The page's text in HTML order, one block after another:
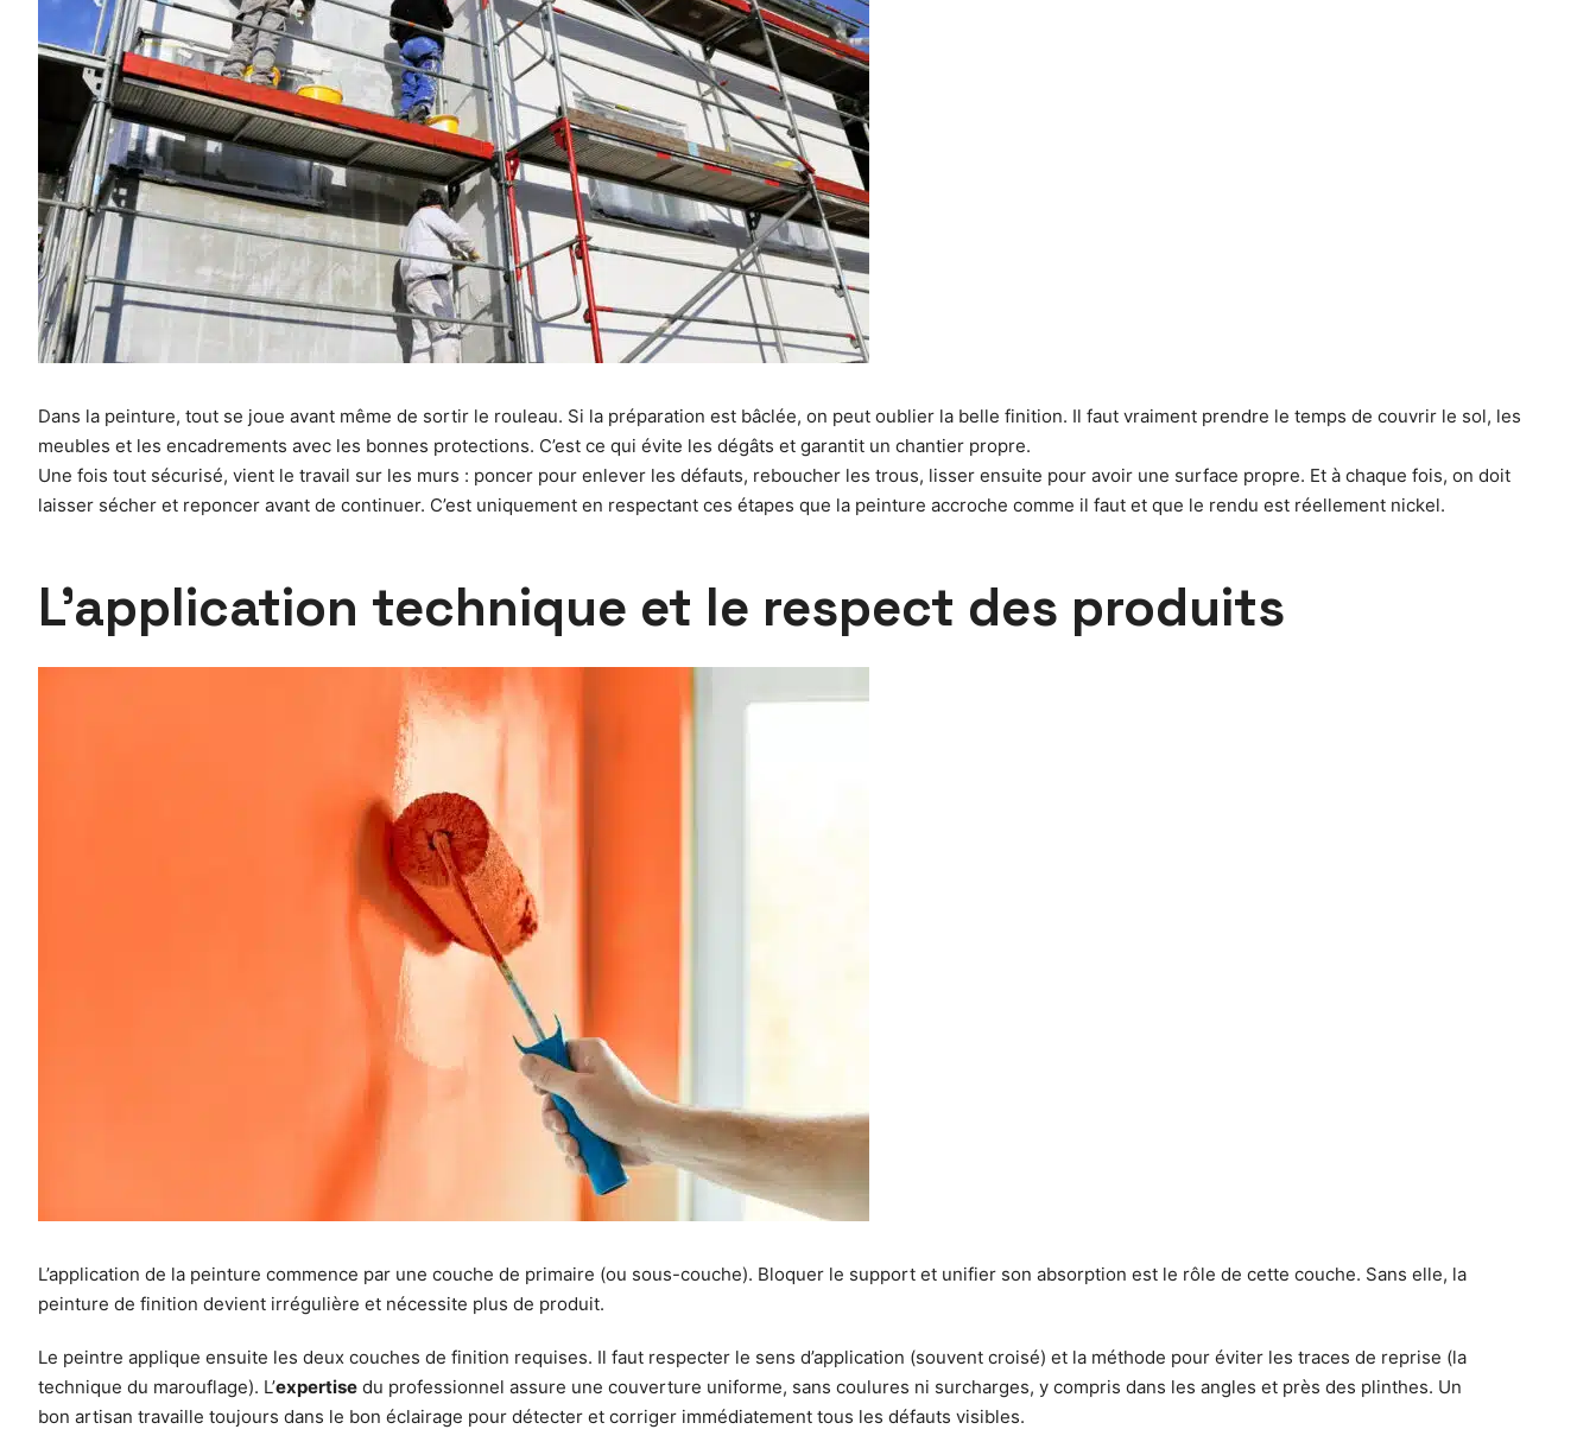
Dans la peinture, tout se joue avant même de sortir le rouleau. Si la préparation est bâclée, on peut oublier la belle finition. Il faut vraiment prendre le temps de couvrir le sol, les
meubles et les encadrements avec les bonnes protections. C’est ce qui évite les dégâts et garantit un chantier propre.
Une fois tout sécurisé, vient le travail sur les murs : poncer pour enlever les défauts, reboucher les trous, lisser ensuite pour avoir une surface propre. Et à chaque fois, on doit
laisser sécher et reponcer avant de continuer. C’est uniquement en respectant ces étapes que la peinture accroche comme il faut et que le rendu est réellement nickel.
L’application technique et le respect des produits
L’application de la peinture commence par une couche de primaire (ou sous-couche). Bloquer le support et unifier son absorption est le rôle de cette couche. Sans elle, la
peinture de finition devient irrégulière et nécessite plus de produit.
Le peintre applique ensuite les deux couches de finition requises. Il faut respecter le sens d’application (souvent croisé) et la méthode pour éviter les traces de reprise (la
technique du marouflage). L’expertise du professionnel assure une couverture uniforme, sans coulures ni surcharges, y compris dans les angles et près des plinthes. Un
bon artisan travaille toujours dans le bon éclairage pour détecter et corriger immédiatement tous les défauts visibles.